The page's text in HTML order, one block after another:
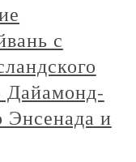
с
Дайамонд-
Энсенада и